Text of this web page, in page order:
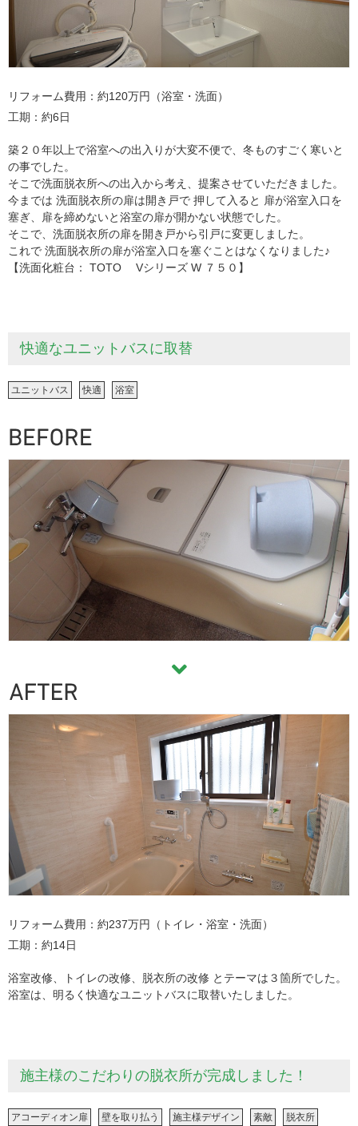
リフォーム費用
約120万円（浴室・洗面）
工期
約6日
築２０年以上で浴室への出入りが大変不便で、冬ものすごく寒いと
の事でした。
そこで洗面脱衣所への出入から考え、提案させていただきました。
今までは 洗面脱衣所の扉は開き戸で 押して入ると 扉が浴室入口を
塞ぎ、扉を締めないと浴室の扉が開かない状態でした。
そこで、洗面脱衣所の扉を開き戸から引戸に変更しました。
これで 洗面脱衣所の扉が浴室入口を塞ぐことはなくなりました♪
【洗面化粧台： TOTO Vシリーズ W ７５０】
快適なユニットバスに取替
ユニットバス 快適 浴室
リフォーム費用
約237万円（トイレ・浴室・洗面）
工期
約14日
浴室改修、トイレの改修、脱衣所の改修 とテーマは３箇所でした。
浴室は、明るく快適なユニットバスに取替いたしました。
施主様のこだわりの脱衣所が完成しました！
アコーディオン扉 壁を取り払う 施主様デザイン 素敵 脱衣所